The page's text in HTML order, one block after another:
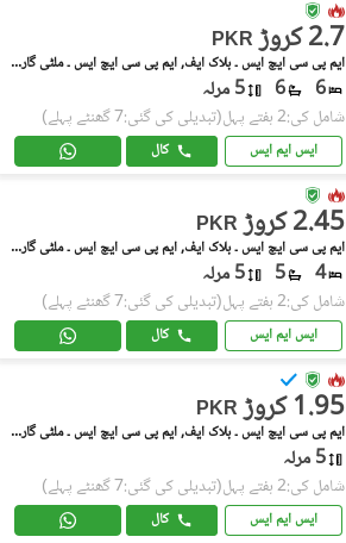
PKR 2.7 کروڑ
ایم پی سی ایچ ایس ۔ بلاک ایف, ایم پی سی ایچ ایس ۔ ملٹی گارڈنز
6
6 5 مرلہ
شامل کی:2 ہفتے پہل (تبدیلی کی گئی:7 گھنٹے پہلے)
ایس ایم ایس کال
PKR 2.45 کروڑ
ایم پی سی ایچ ایس ۔ بلاک ایف, ایم پی سی ایچ ایس ۔ ملٹی گارڈنز
4
5 5 مرلہ
شامل کی:2 ہفتے پہل (تبدیلی کی گئی:7 گھنٹے پہلے)
ایس ایم ایس کال
PKR 1.95 کروڑ
ایم پی سی ایچ ایس ۔ بلاک ایف, ایم پی سی ایچ ایس ۔ ملٹی گارڈنز
5 مرلہ
شامل کی:2 ہفتے پہل (تبدیلی کی گئی:7 گھنٹے پہلے)
ایس ایم ایس کال